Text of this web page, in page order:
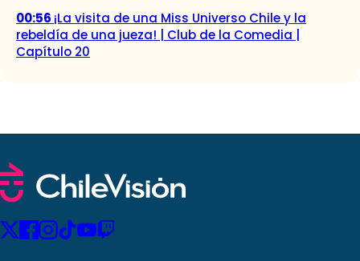
00:56 ¡La visita de una Miss Universo Chile y la
rebeldía de una jueza! | Club de la Comedia |
Capítulo 20